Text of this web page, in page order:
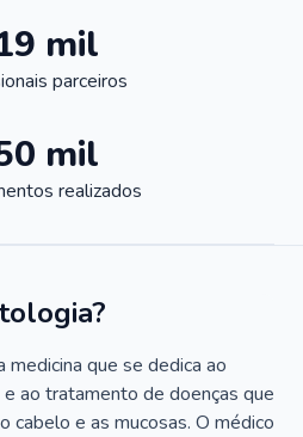
mil
parceiros
mil
realizados
que se dedica ao
ao tratamento de doenças que
cabelo e as mucosas. O médico